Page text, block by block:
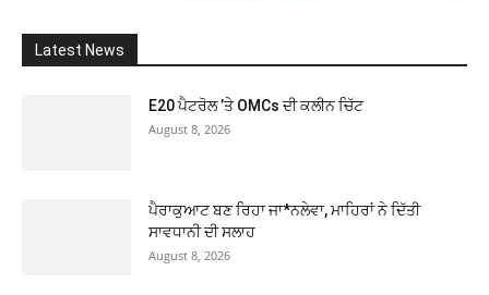
Latest News
E20 ਪੈਟਰੋਲ ’ਤੇ OMCs ਦੀ ਕਲੀਨ ਚਿੱਟ
August 8, 2026
ਪੈਰਾਕੁਆਟ ਬਣ ਰਿਹਾ ਜਾ*ਨਲੇਵਾ, ਮਾਹਿਰਾਂ ਨੇ ਦਿੱਤੀ
ਸਾਵਧਾਨੀ ਦੀ ਸਲਾਹ
August 8, 2026